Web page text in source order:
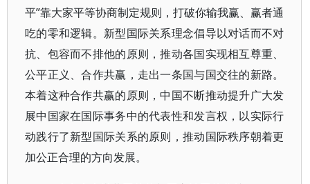
平”靠大家平等协商制定规则，打破你输我赢、赢者通
吃的零和逻辑。新型国际关系理念倡导以对话而不对
抗、包容而不排他的原则，推动各国实现相互尊重、
公平正义、合作共赢，走出一条国与国交往的新路。
本着这种合作共赢的原则，中国不断推动提升广大发
展中国家在国际事务中的代表性和发言权，以实际行
动践行了新型国际关系的原则，推动国际秩序朝着更
加公正合理的方向发展。